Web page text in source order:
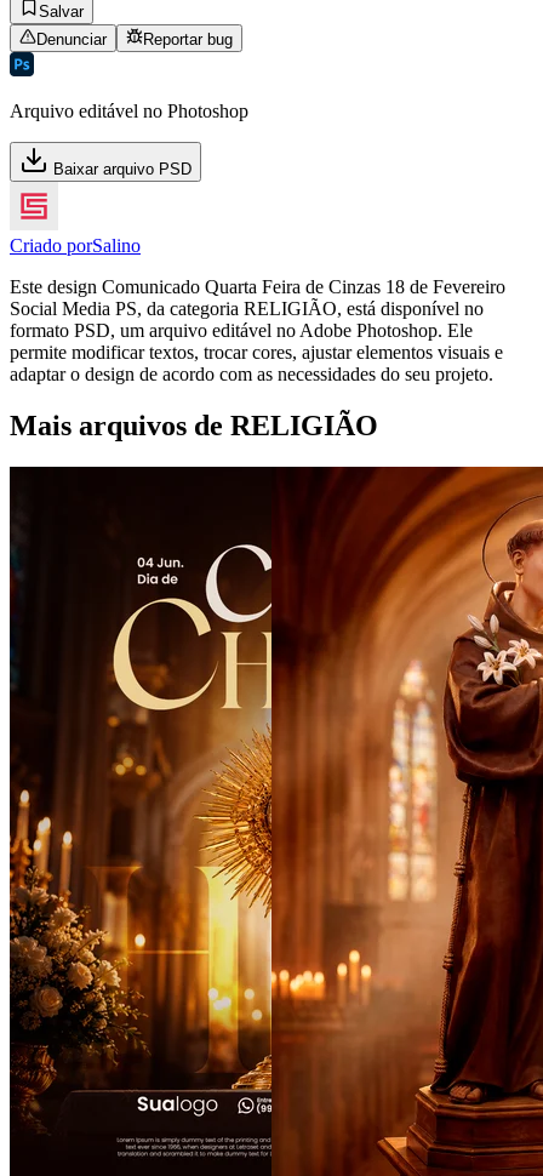
Salvar
Denunciar
Reportar bug
Arquivo editável no Photoshop
Baixar arquivo PSD
Criado porSalino
Este design Comunicado Quarta Feira de Cinzas 18 de Fevereiro
Social Media PS, da categoria RELIGIÃO, está disponível no
formato PSD, um arquivo editável no Adobe Photoshop. Ele
permite modificar textos, trocar cores, ajustar elementos visuais e
adaptar o design de acordo com as necessidades do seu projeto.
Mais arquivos de RELIGIÃO